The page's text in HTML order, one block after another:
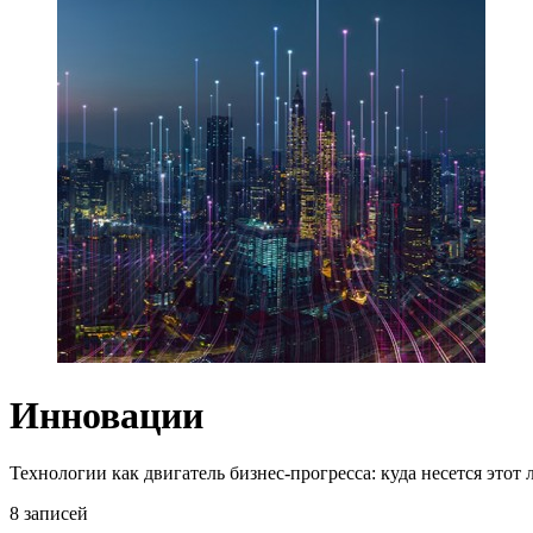
Инновации
Технологии как двигатель бизнес-прогресса: куда несется этот
8 записей